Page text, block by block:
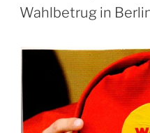
AM
Wahlbetrug in